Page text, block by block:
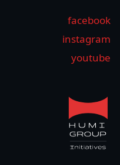
facebook
instagram
youtube